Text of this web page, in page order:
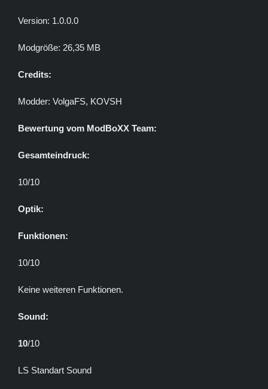
Version: 1.0.0.0
Modgröße: 26,35 MB
Credits:
Modder: VolgaFS, KOVSH
Bewertung vom ModBoXX Team:
Gesamteindruck:
10/10
Optik:
Funktionen:
10/10
Keine weiteren Funktionen.
Sound:
10/10
LS Standart Sound